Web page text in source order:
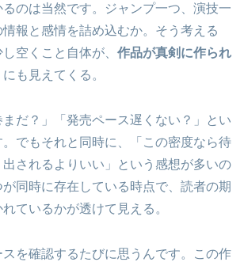
のは当然です。ジャンプ一つ、演技一
報と感情を詰め込むか。そう考える
空くこと自体が、 作品が真剣に作られ
も見えてくる。
だ？」「発売ペース遅くない？」とい
。でもそれと同時に、「この密度なら待
されるよりいい」という感想が多いの
同時に存在している時点で、読者の期
ているかが透けて見える。
を確認するたびに思うんです。この作